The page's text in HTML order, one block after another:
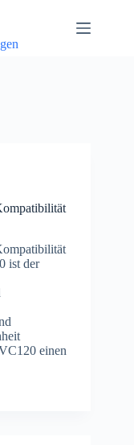
ist der
einen